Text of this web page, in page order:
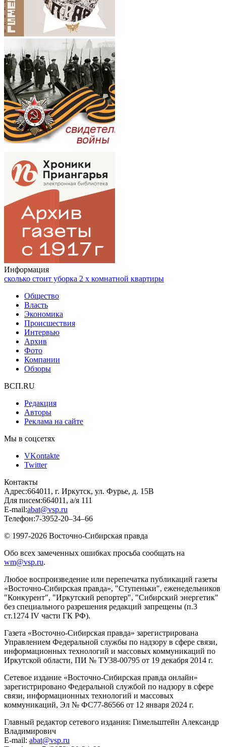
Информация
сколько стоит уборка 2 х комнатной квартиры
Общество
Власть
Экономика
Происшествия
Интервью
Архив
Фото
Компании
Обзоры
ВСП.RU
Редакция
Авторы
Реклама на сайте
Мы в соцсетях
VKontakte
Twitter
Контакты
Адрес:664011, г. Иркутск, ул. Фурье, д. 15В
Для писем:664011, а/я 111
E-mail:abat@vsp.ru
Телефон:7-3952-20–34–66
© 1997-2026 Восточно-Сибирская правда
Обо всех замеченных ошибках просьба сообщать на
wm@vsp.ru.
Любое воспроизведение или перепечатка публикаций газеты
«Восточно-Сибирская правда», "Ступеньки", еженедельников
"Конкурент", "Иркутский репортер", "Сибирский энергетик"
без специального разрешения редакций запрещены (п.3
ст.1274 IV части ГК РФ).
Газета «Восточно-Сибирская правда» зарегистрирована
Управлением Федеральной службы по надзору в сфере связи,
информационных технологий и массовых коммуникаций по
Иркутской области, ПИ № ТУ38-00795 от 19 декабря 2014 г.
Сетевое издание «Восточно-Сибирская правда онлайн»
зарегистрировано Федеральной службой по надзору в сфере
связи, информационных технологий и массовых
коммуникаций, Эл № ФС77-86566 от 12 января 2024 г.
Главный редактор сетевого издания: Гимельштейн Александр
Владимирович
E-mail: abat@vsp.ru